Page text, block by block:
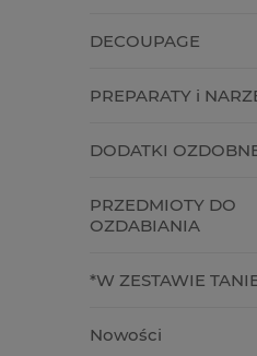
DECOUPAGE
PREPARATY i
DODATKI
PRZEDMIOTY DO
OZDABIANIA
*W ZESTAWIE
Nowości